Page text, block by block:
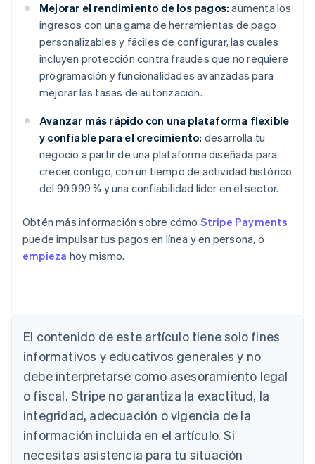
Mejorar el rendimiento de los pagos: aumenta los
ingresos con una gama de herramientas de pago
personalizables y fáciles de configurar, las cuales
incluyen protección contra fraudes que no requiere
programación y funcionalidades avanzadas para
mejorar las tasas de autorización.
Avanzar más rápido con una plataforma flexible
y confiable para el crecimiento: desarrolla tu
negocio a partir de una plataforma diseñada para
crecer contigo, con un tiempo de actividad histórico
del 99.999 % y una confiabilidad líder en el sector.
Obtén más información sobre cómo Stripe Payments
puede impulsar tus pagos en línea y en persona, o
empieza hoy mismo.
El contenido de este artículo tiene solo fines
informativos y educativos generales y no
debe interpretarse como asesoramiento legal
o fiscal. Stripe no garantiza la exactitud, la
integridad, adecuación o vigencia de la
información incluida en el artículo. Si
necesitas asistencia para tu situación
DeutschEnglish
Australia
English
Austria
DeutschEnglish
Nederlands FrançaisDeutsch English
Brasil
Português English
Bulgaria
English